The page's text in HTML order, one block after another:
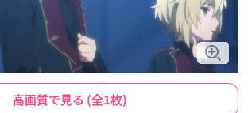
高画質で見る (全1枚)